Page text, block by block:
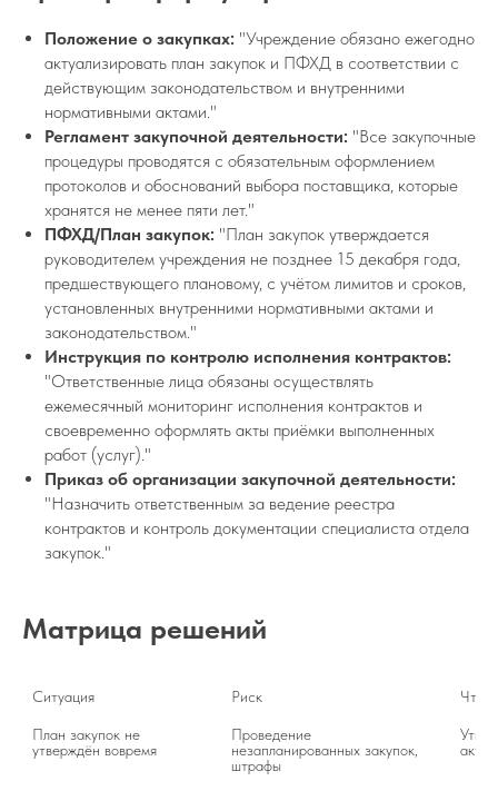
Положение о закупках: "Учреждение обязано ежегодно
актуализировать план закупок и ПФХД в соответствии с
действующим законодательством и внутренними
нормативными актами."
Регламент закупочной деятельности: "Все закупочные
процедуры проводятся с обязательным оформлением
протоколов и обоснований выбора поставщика, которые
хранятся не менее пяти лет."
ПФХД/План закупок: "План закупок утверждается
руководителем учреждения не позднее 15 декабря года,
предшествующего плановому, с учётом лимитов и сроков,
установленных внутренними нормативными актами и
законодательством."
Инструкция по контролю исполнения контрактов:
"Ответственные лица обязаны осуществлять
ежемесячный мониторинг исполнения контрактов и
своевременно оформлять акты приёмки выполненных
работ (услуг)."
Приказ об организации закупочной деятельности:
"Назначить ответственным за ведение реестра
контрактов и контроль документации специалиста отдела
закупок."
Матрица решений
Ситуация Риск Что
План закупок не
утверждён вовремя
Проведение
незапланированных закупок,
штрафы